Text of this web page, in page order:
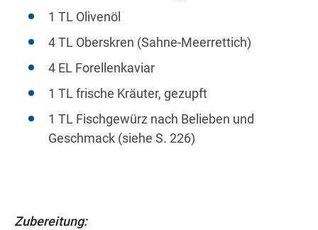
1 TL Olivenöl
4 TL Oberskren (Sahne-Meerrettich)
4 EL Forellenkaviar
1 TL frische Kräuter, gezupft
1 TL Fischgewürz nach Belieben und
Geschmack (siehe S. 226)
Zubereitung: